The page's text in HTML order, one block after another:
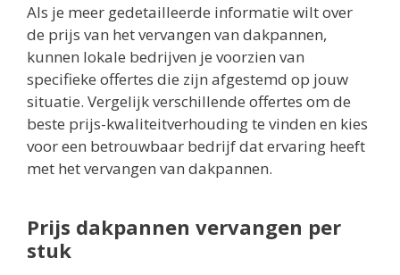
Als je meer gedetailleerde informatie wilt over
de prijs van het vervangen van dakpannen,
kunnen lokale bedrijven je voorzien van
specifieke offertes die zijn afgestemd op jouw
situatie. Vergelijk verschillende offertes om de
beste prijs-kwaliteitverhouding te vinden en kies
voor een betrouwbaar bedrijf dat ervaring heeft
met het vervangen van dakpannen.
Prijs dakpannen vervangen per
stuk